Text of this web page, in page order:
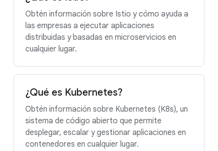
Obtén información sobre Istio y cómo ayuda a
las empresas a ejecutar aplicaciones
distribuidas y basadas en microservicios en
cualquier lugar.
¿Qué es Kubernetes?
Obtén información sobre Kubernetes (K8s), un
sistema de código abierto que permite
desplegar, escalar y gestionar aplicaciones en
contenedores en cualquier lugar.